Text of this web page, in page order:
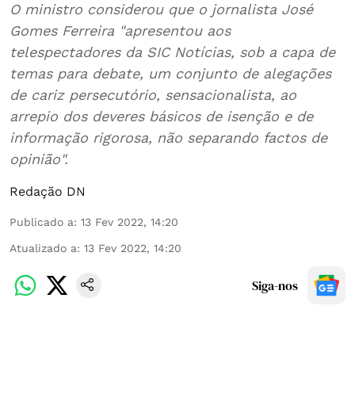
O ministro considerou que o jornalista José
Gomes Ferreira "apresentou aos
telespectadores da SIC Notícias, sob a capa de
temas para debate, um conjunto de alegações
de cariz persecutório, sensacionalista, ao
arrepio dos deveres básicos de isenção e de
informação rigorosa, não separando factos de
opinião".
Redação DN
Publicado a: 13 Fev 2022, 14:20
Atualizado a: 13 Fev 2022, 14:20
Siga-nos